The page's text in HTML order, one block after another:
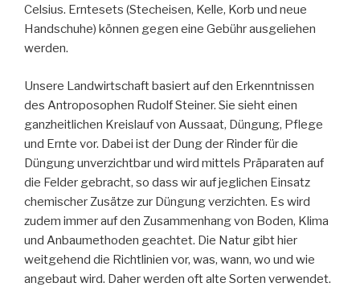
Celsius. Erntesets (Stecheisen, Kelle, Korb und neue
Handschuhe) können gegen eine Gebühr ausgeliehen
werden.
Unsere Landwirtschaft basiert auf den Erkenntnissen
des Antroposophen Rudolf Steiner. Sie sieht einen
ganzheitlichen Kreislauf von Aussaat, Düngung, Pflege
und Ernte vor. Dabei ist der Dung der Rinder für die
Düngung unverzichtbar und wird mittels Präparaten auf
die Felder gebracht, so dass wir auf jeglichen Einsatz
chemischer Zusätze zur Düngung verzichten. Es wird
zudem immer auf den Zusammenhang von Boden, Klima
und Anbaumethoden geachtet. Die Natur gibt hier
weitgehend die Richtlinien vor, was, wann, wo und wie
angebaut wird. Daher werden oft alte Sorten verwendet.